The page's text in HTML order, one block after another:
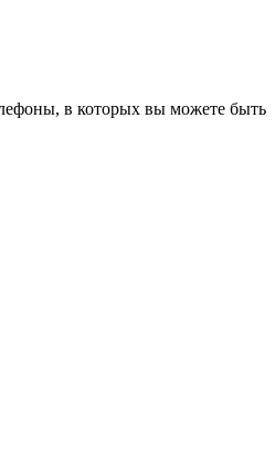
в которых вы можете быть